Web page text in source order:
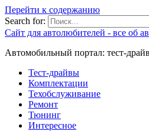
Перейти к содержанию
Search for:
Сайт для автолюбителей - все об
Автомобильный портал: тест-
Тест-драйвы
Комплектации
Техобслуживание
Ремонт
Тюнинг
Интересное